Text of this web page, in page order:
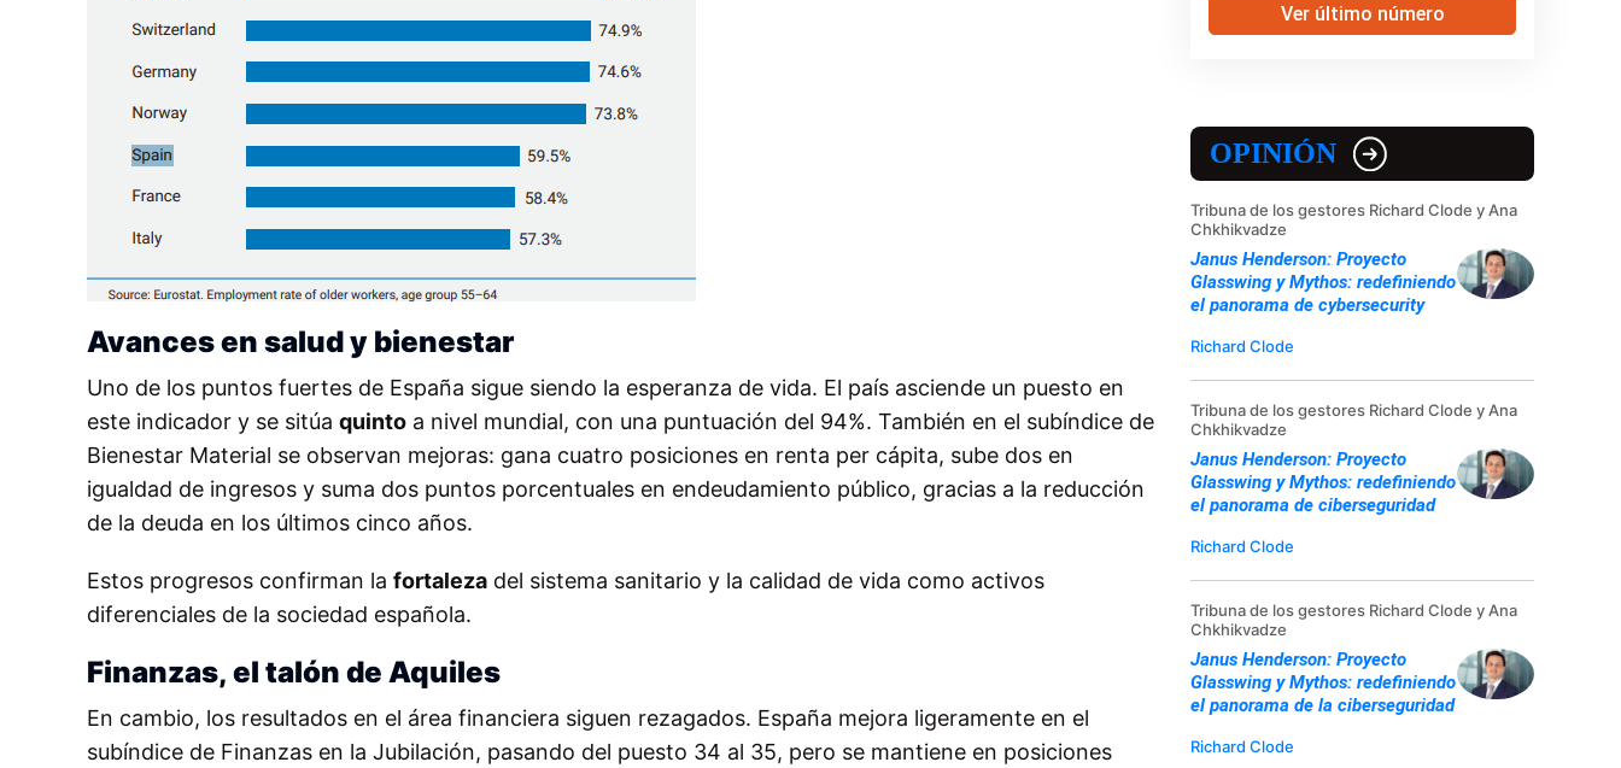
Avances en salud y bienestar
Uno de los puntos fuertes de España sigue siendo la esperanza de vida. El país asciende un puesto en
este indicador y se sitúa quinto a nivel mundial, con una puntuación del 94%. También en el subíndice de
Bienestar Material se observan mejoras: gana cuatro posiciones en renta per cápita, sube dos en
igualdad de ingresos y suma dos puntos porcentuales en endeudamiento público, gracias a la reducción
de la deuda en los últimos cinco años.
Estos progresos confirman la fortaleza del sistema sanitario y la calidad de vida como activos
diferenciales de la sociedad española.
Finanzas, el talón de Aquiles
En cambio, los resultados en el área financiera siguen rezagados. España mejora ligeramente en el
subíndice de Finanzas en la Jubilación, pasando del puesto 34 al 35, pero se mantiene en posiciones
Ver último número
OPINIÓN
Tribuna de los gestores Richard Clode y Ana
Chkhikvadze
Janus Henderson: Proyecto
Glasswing y Mythos: redefiniendo
el panorama de cybersecurity
Richard Clode
Tribuna de los gestores Richard Clode y Ana
Chkhikvadze
Janus Henderson: Proyecto
Glasswing y Mythos: redefiniendo
el panorama de ciberseguridad
Richard Clode
Tribuna de los gestores Richard Clode y Ana
Chkhikvadze
Janus Henderson: Proyecto
Glasswing y Mythos: redefiniendo
el panorama de la ciberseguridad
Richard Clode